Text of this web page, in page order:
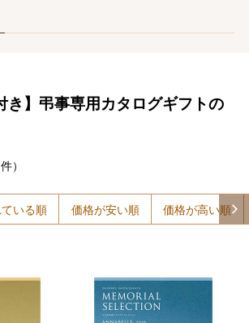
き】弔事専用カタログギフトの
）
いる順 価格が安い順 価格が高い順